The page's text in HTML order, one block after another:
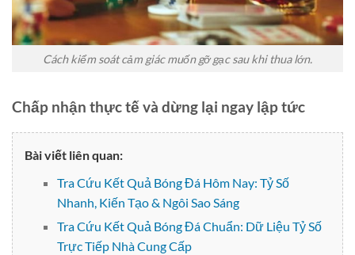
Cách kiểm soát cảm giác muốn gỡ gạc sau khi thua lớn.
Chấp nhận thực tế và dừng lại ngay lập tức
Bài viết liên quan:
Tra Cứu Kết Quả Bóng Đá Hôm Nay: Tỷ Số
Nhanh, Kiến Tạo & Ngôi Sao Sáng
Tra Cứu Kết Quả Bóng Đá Chuẩn: Dữ Liệu Tỷ Số
Trực Tiếp Nhà Cung Cấp